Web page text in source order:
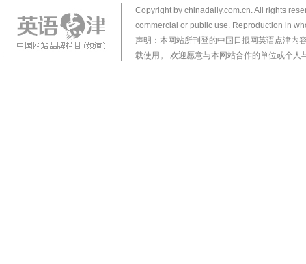
Copyright by chinadaily.com.cn. All rights
commercial or public use. Reproduction in
声明：本网站所刊登的中国日报网英语点津内
载使用。 欢迎愿意与本网站合作的单位或个人